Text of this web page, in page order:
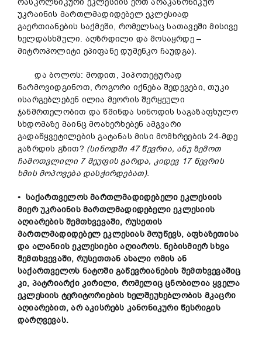
უკრაინის მართლმადიდებელ ეკლესიად
გაერთიანების საქმეში, რომელსაც სათავეში მისივე
ხელდასხმული. აღზრდილი და მოსაყრდე –
მიტროპოლიტი ეპიფანე დუმენკო ჩაუდგა).
და ბოლოს: მოდით, ჰიპოთეტურად
წარმოვიდგინოთ, როგორი იქნება შედეგები, თუკი
ისარგებლებენ ილია მეორის შერყეული
ჯანმრთელობით და წმინდა სინოდის საგაზაფხულო
სხდომაზე მაინც მოახერხებენ ამგვარი
გადაწყვეტილების გატანას მისი მომხრეების 24-მდე
გაზრდის გზით? (სინოდში 47 წევრია, ანუ ზემოთ
ჩამოთვლილი 7 მეუფის გარდა, კიდევ 17 წევრის
ხმის მოპოვება დასჭირდებათ).
• საქართველოს მართლმადიდებელი ეკლესიის
მიერ უკრაინის მართლმადიდებელი ეკლესიის
აღიარების შემთხვევაში, რუსეთის
მართლმადიდებელ ეკლესიას მოუწევს, აფხაზეთისა
და ალანიის ეკლესიები აღიაროს. ნებისმიერ სხვა
შემთხვევაში, რუსეთთან ახალი ომის ან
საქართველოს ნატოში გაწევრიანების შემთხვევაშიც
კი, პატრიარქი კირილი, რომელიც ცნობილია ყველა
ეკლესიის ტერიტორიების ხელშეუხებლობის მკაცრი
აღიარებით, არ აკისრებს კანონიკური წესრიგის
დარღვევას.